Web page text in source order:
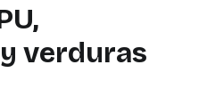
verduras